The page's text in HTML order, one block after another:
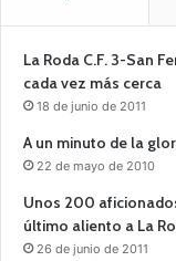
La Roda C.F. 3-San
cada vez más cerca
18 de junio de 2011
A un minuto de la
22 de mayo de 2010
Unos 200
último aliento a La
26 de junio de 2011